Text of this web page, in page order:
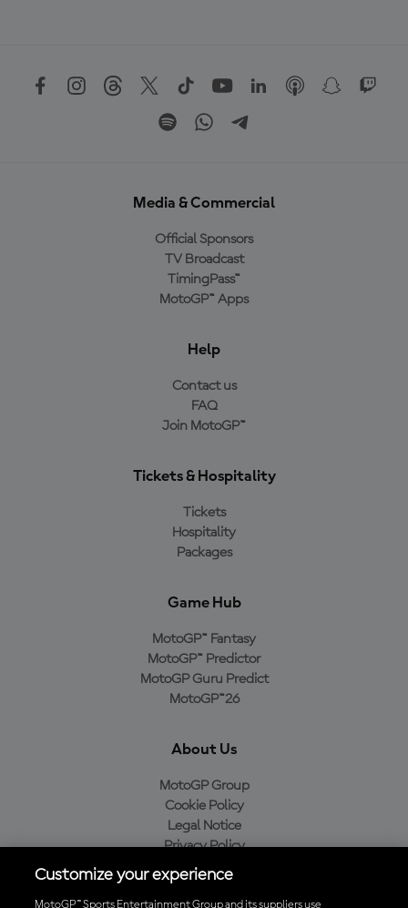
Media & Commercial
Official Sponsors
TV Broadcast
TimingPass™
MotoGP™ Apps
Help
Contact us
FAQ
Join MotoGP™
Tickets & Hospitality
Tickets
Hospitality
Packages
Game Hub
MotoGP™ Fantasy
MotoGP™ Predictor
MotoGP Guru Predict
MotoGP™26
About Us
MotoGP Group
Cookie Policy
Legal Notice
Privacy Policy
Purchase Policy
Customize your experience
MotoGP™ Sports Entertainment Group and its suppliers use